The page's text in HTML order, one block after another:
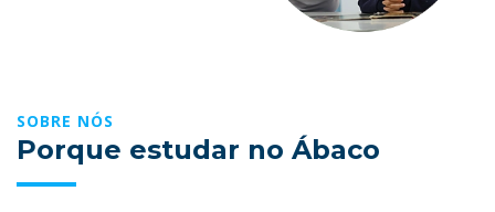
SOBRE NÓS
Porque estudar no Ábaco